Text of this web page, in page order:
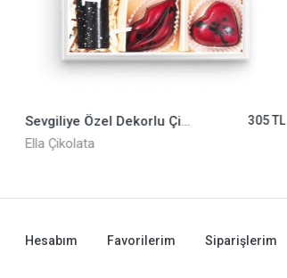
Sevgiliye Özel Dekorlu Çikolata ELLA0001206
Ella Çikolata
305 TL
Hesabım Favorilerim Siparişlerim